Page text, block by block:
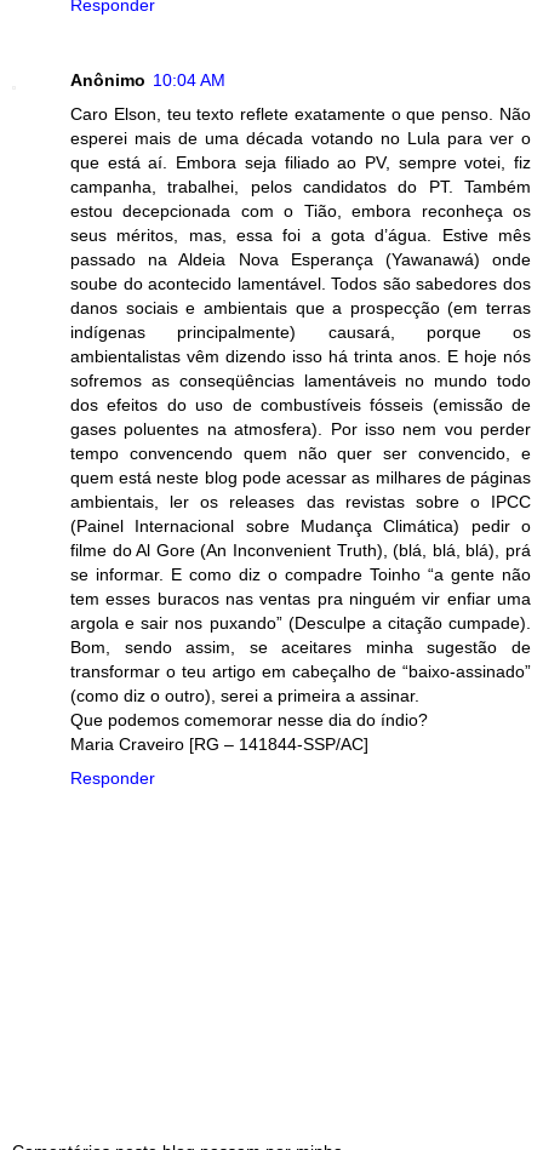
Responder
Anônimo 10:04 AM
Caro Elson, teu texto reflete exatamente o que penso. Não
esperei mais de uma década votando no Lula para ver o
que está aí. Embora seja filiado ao PV, sempre votei, fiz
campanha, trabalhei, pelos candidatos do PT. Também
estou decepcionada com o Tião, embora reconheça os
seus méritos, mas, essa foi a gota d’água. Estive mês
passado na Aldeia Nova Esperança (Yawanawá) onde
soube do acontecido lamentável. Todos são sabedores dos
danos sociais e ambientais que a prospecção (em terras
indígenas principalmente) causará, porque os
ambientalistas vêm dizendo isso há trinta anos. E hoje nós
sofremos as conseqüências lamentáveis no mundo todo
dos efeitos do uso de combustíveis fósseis (emissão de
gases poluentes na atmosfera). Por isso nem vou perder
tempo convencendo quem não quer ser convencido, e
quem está neste blog pode acessar as milhares de páginas
ambientais, ler os releases das revistas sobre o IPCC
(Painel Internacional sobre Mudança Climática) pedir o
filme do Al Gore (An Inconvenient Truth), (blá, blá, blá), prá
se informar. E como diz o compadre Toinho “a gente não
tem esses buracos nas ventas pra ninguém vir enfiar uma
argola e sair nos puxando” (Desculpe a citação cumpade).
Bom, sendo assim, se aceitares minha sugestão de
transformar o teu artigo em cabeçalho de “baixo-assinado”
(como diz o outro), serei a primeira a assinar.
Que podemos comemorar nesse dia do índio?
Maria Craveiro [RG – 141844-SSP/AC]
Responder